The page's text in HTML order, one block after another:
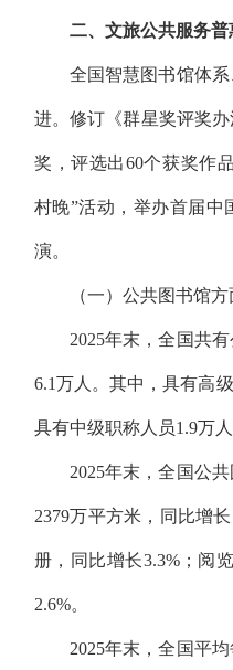
二、文旅公共服务普
全国智慧图书馆体
进。修订《群星奖评奖
奖，评选出60个获奖作
村晚”活动，举办首届中
演。
（一）公共图书馆方
2025年末，全国共
6.1万人。其中，具有高
具有中级职称人员1.9万
2025年末，全国公
2379万平方米，同比增
册，同比增长3.3%；阅
2.6%。
2025年末，全国平